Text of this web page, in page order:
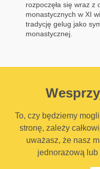
rozpoczęła się wraz z
monastycznych w XI
tradycję gelug jako
monastycznej.
To, czy będziemy
stronę, zależy
uważasz, że nasz
jednorazową